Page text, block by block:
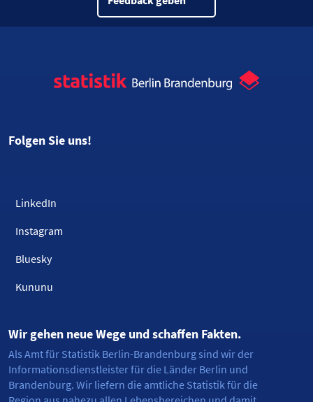
Folgen Sie uns!
LinkedIn
Instagram
Bluesky
Kununu
Wir gehen neue Wege und schaffen Fakten.
Als Amt für Statistik Berlin-Brandenburg sind wir der
Informationsdienstleister für die Länder Berlin und
Brandenburg. Wir liefern die amtliche Statistik für die